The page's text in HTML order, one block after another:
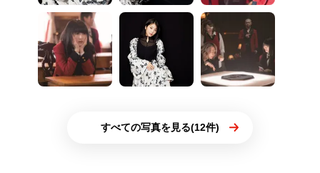
すべての写真を見る(12件)